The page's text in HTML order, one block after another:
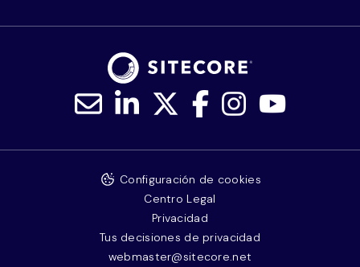
Configuración de cookies
Centro Legal
Privacidad
Tus decisiones de privacidad
webmaster@sitecore.net